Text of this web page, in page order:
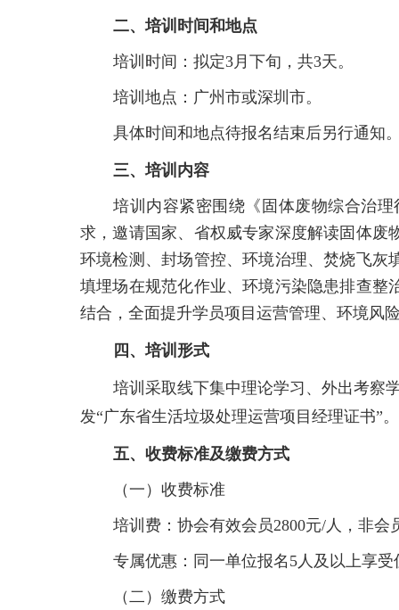
二、培训时间和地点
培训时间：拟定3月下旬，共3天。
培训地点：广州市或深圳市。
具体时间和地点待报名结束后另行通知
三、培训内容
培训内容紧密围绕《固体废物综合治
求，邀请国家、省权威专家深度解读固体废
环境检测、封场管控、环境治理、焚烧飞灰
填埋场在规范化作业、环境污染隐患排查整
结合，全面提升学员项目运营管理、环境风
四、培训形式
培训采取线下集中理论学习、外出考察
发“广东省生活垃圾处理运营项目经理证书”。
五、收费标准及缴费方式
（一）收费标准
培训费：协会有效会员2800元/人，非
专属优惠：同一单位报名5人及以上享受
（二）缴费方式